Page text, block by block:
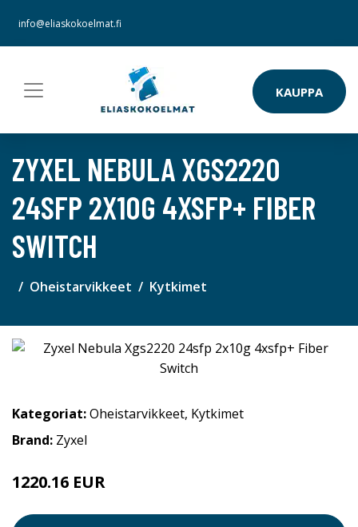
info@eliaskokoelmat.fi
KAUPPA
ZYXEL NEBULA XGS2220
24SFP 2X10G 4XSFP+ FIBER
SWITCH
Oheistarvikkeet Kytkimet
Kategoriat:Oheistarvikkeet, Kytkimet
Brand: Zyxel
1220.16 EUR